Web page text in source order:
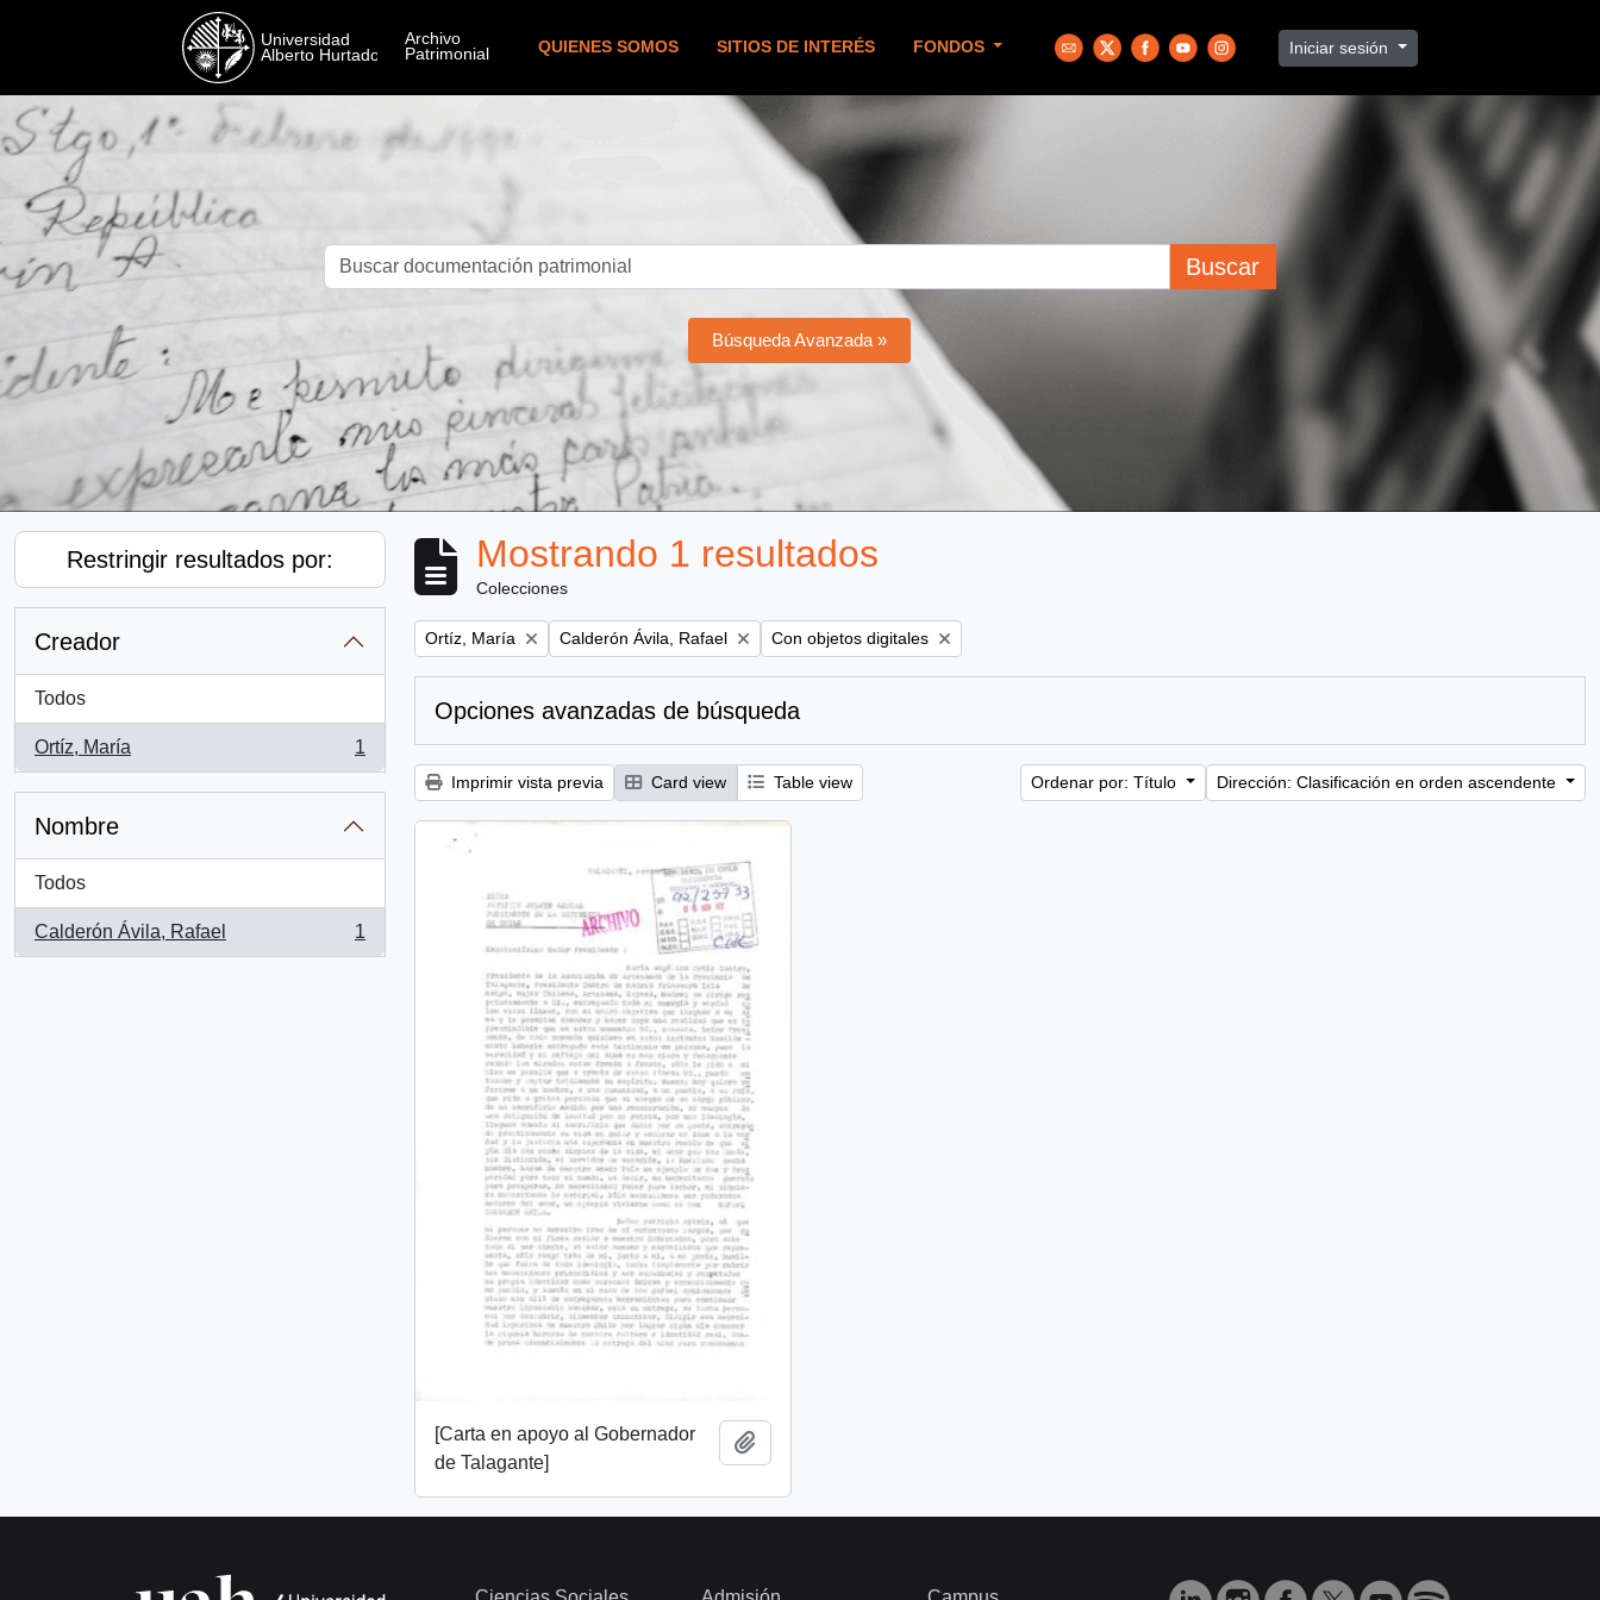
QUIENES SOMOS SITIOS DE INTERÉS FONDOS Iniciar sesión
Buscar
Búsqueda Avanzada »
Restringir resultados por:
Creador
Todos
Ortíz, María
, 1 resultados
1
Nombre
Todos
Calderón Ávila, Rafael
, 1 resultados
1
Mostrando 1 resultados
Colecciones
Remove filter:
Ortíz, María Remove filter:
Calderón Ávila, Rafael Remove filter:
Con objetos digitales
Opciones avanzadas de búsqueda
Imprimir vista previa Card view Table view Ordenar por: Título Dirección: Clasificación en orden ascendente
[Carta en apoyo al Gobernador
de Talagante]